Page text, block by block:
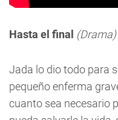
Hasta el final (Drama)
Jada lo dio todo para
pequeño enferma
cuanto sea necesario